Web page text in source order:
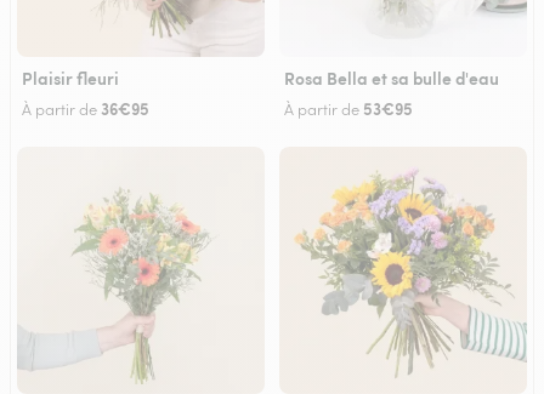
Plaisir fleuri
À partir de 36€95
Rosa Bella et sa bulle d'eau
À partir de 53€95